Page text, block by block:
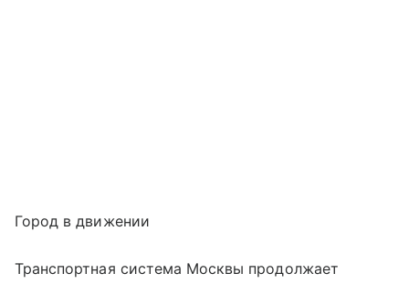
Город в движении
Транспортная система Москвы продолжает